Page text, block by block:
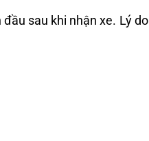
sau khi nhận xe. Lý